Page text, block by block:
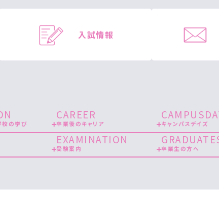
入試情報
校の学び
CAREER
卒業後のキャリア キャンパスデイズ
EXAMINATION
受験案内 卒業生の方へ